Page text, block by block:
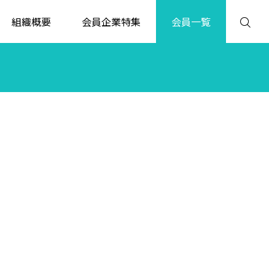
組織概要 会員企業特集 会員一覧